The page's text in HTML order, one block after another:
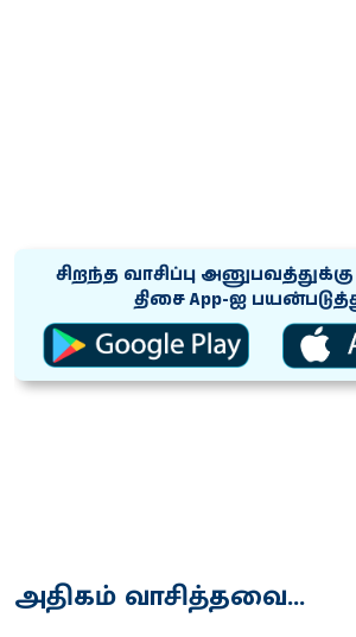
சிறந்த வாசிப்பு
திசை App-ஐ
அதிகம் வாசித்தவை...